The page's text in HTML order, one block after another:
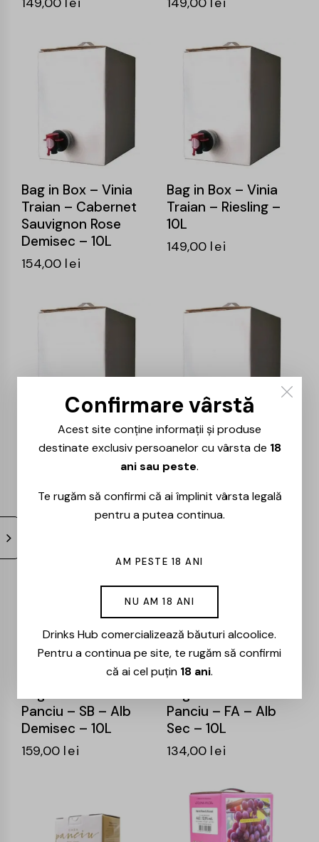
Bag in Box – Vinia
Traian – Cabernet
Sauvignon Rose
Demisec – 10L
154,00 lei
Bag in Box – Vinia
Traian – Riesling –
10L
149,00 lei
Bag in Box – Vinia
Traian – Muscat
154,00lei
Bag in Box – Vinia
Traian – Fetească
149,00
Panciu – SB – Alb
Demisec – 10L
159,00 lei
Panciu – FA – Alb
Sec – 10L
134,00 lei
Confirmare vârstă
Acest site conține informații și produse
destinate exclusiv persoanelor cu vârsta de 18
ani sau peste.
Te rugăm să confirmi că ai împlinit vârsta legală
pentru a putea continua.
AM PESTE 18 ANI
NU AM 18 ANI
Drinks Hub comercializează băuturi alcoolice.
Pentru a continua pe site, te rugăm să confirmi
că ai cel puțin 18 ani.